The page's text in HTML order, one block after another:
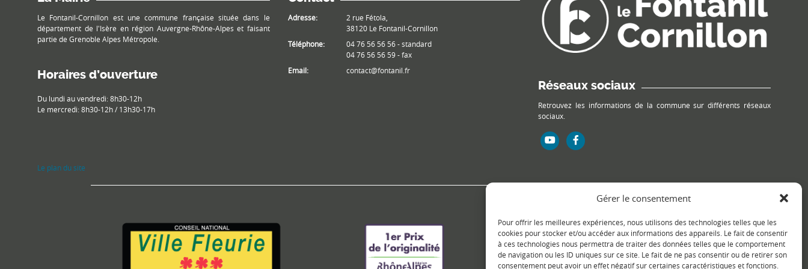
Gérer le consentement
Pour offrir les meilleures expériences, nous utilisons des technologies telles que les
cookies pour stocker et/ou accéder aux informations des appareils. Le fait de consentir
à ces technologies nous permettra de traiter des données telles que le comportement
de navigation ou les ID uniques sur ce site. Le fait de ne pas consentir ou de retirer son
consentement peut avoir un effet négatif sur certaines caractéristiques et fonctions.
Le Fontanil-Cornillon est une commune française située dans le
département de l'Isère en région Auvergne-Rhône-Alpes et faisant
partie de Grenoble Alpes Métropole.
Horaires d’ouverture
Du lundi au vendredi: 8h30-12h
Le mercredi: 8h30-12h / 13h30-17h
Adresse:
2 rue Fétola,
38120 Le Fontanil-Cornillon
Téléphone:
04 76 56 56 56 - standard
04 76 56 56 59 - fax
Email:
contact@fontanil.fr
Réseaux sociaux
Retrouvez les informations de la commune sur différents réseaux
sociaux.
Le plan du site